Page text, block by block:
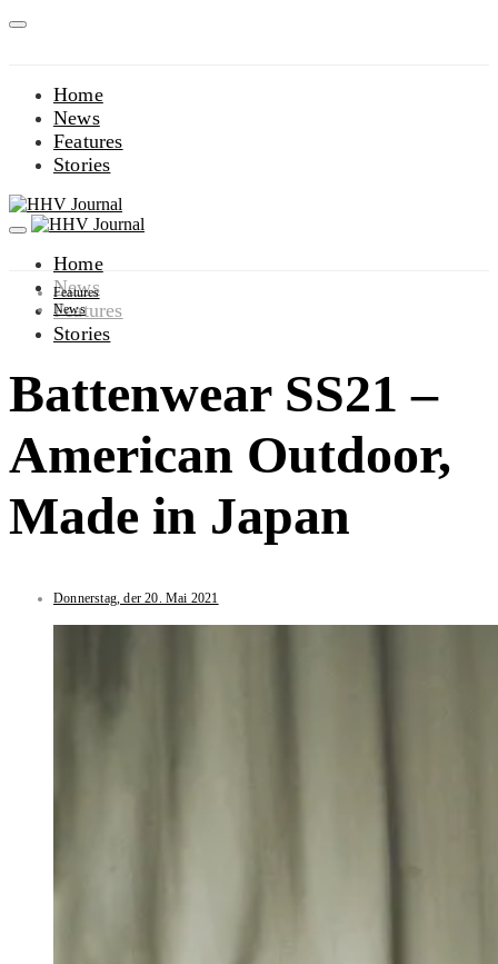
Home
News
Features
Stories
Home
News
Features
Stories
Features
News
Battenwear SS21 –
American Outdoor,
Made in Japan
Donnerstag, der 20. Mai 2021